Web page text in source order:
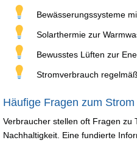
Bewässerungssysteme
Solarthermie zur
Bewusstes Lüften zur
Stromverbrauch
Häufige Fragen zum
Verbraucher stellen oft Fragen zu
Nachhaltigkeit. Eine fundierte